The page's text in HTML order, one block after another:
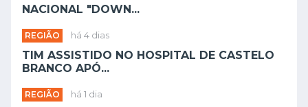
NACIONAL "DOWN...
REGIÃO há 4 dias
TIM ASSISTIDO NO HOSPITAL DE CASTELO
BRANCO APÓ...
REGIÃO há 1 dia